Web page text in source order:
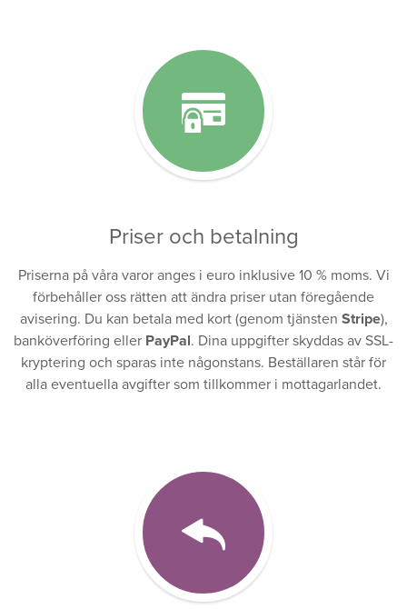
Priser och betalning
Priserna på våra varor anges i euro inklusive 10 % moms. Vi
förbehåller oss rätten att ändra priser utan föregående
avisering. Du kan betala med kort (genom tjänsten Stripe),
banköverföring eller PayPal. Dina uppgifter skyddas av SSL-
kryptering och sparas inte någonstans. Beställaren står för
alla eventuella avgifter som tillkommer i mottagarlandet.